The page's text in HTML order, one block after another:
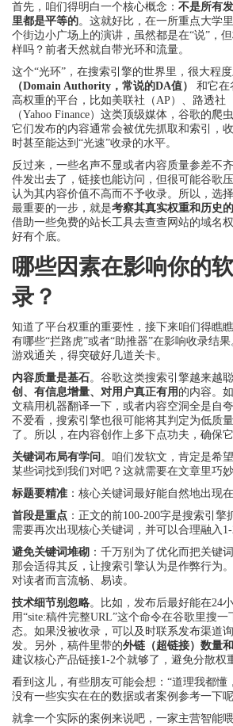
首先，咱们得明白一个核心概念： 不是所有
里都是平等的。这就好比，在一所重点大学
个街边小广场上的演讲，虽然都是在“说”，
样吗？前者天然就自带光环和流量。
这个“光环”，在搜索引擎的世界里，很大程
（Domain Authority，常说的DA值）
和它在
高权重的平台，比如美联社（AP）、路透社
（Yahoo Finance）这类顶级媒体，谷歌的爬
它们发布的内容通常会被优先抓取和索引，
时甚至能达到“光速”收录的水平。
反过来，一些名声不显或者内容质量参差不
件发出去了，链接也能访问，但很可能谷歌
认为其内容价值不高而不予收录。所以，选
最重要的一步，就是考察其真实权重和历史
借助一些免费的站长工具去查查网站的域名
好有个底。
哪些因素在影响你的
录？
知道了平台权重的重要性，接下来咱们得瞧
有哪些“拦路虎”或者“助推器”在影响收录结
游戏通关，得突破好几道关卡。
内容质量是基石。谷歌这类搜索引擎越来越
创、有信息增量、对用户真正有用 的内容。
文稿用机器翻译一下，或者内容空洞全是自
不爱看，搜索引擎也很可能将其判定为低质
了。所以，在内容创作上多下点功夫，确保
关键词布局有学问 。咱们发软文，肯定是希
某些词找到我们对吧？这就需要在文章里巧
标题要精准 ：核心关键词最好能自然地出现在
首段是重点 ：正文的前100-200字是搜索引
需要再次出现核心关键词，并可以合理融入1-
避免关键词堆砌 ：千万别为了优化而把关键
那会适得其反，让搜索引擎认为是作弊行为
对读者而言流畅、易读。
技术细节别忽略。比如，发布后最好能在24
用“site:稿件完整URL”这个命令在谷歌里搜
态。如果没被收录，可以及时联系发布渠道
发。另外，稿件里带的外链（超链接）数量
建议核心产品链接1-2个就够了，避免分散权
看到这儿，有些朋友可能会想：“道理我都懂
没有一些实实在在的数据或者案例参考一下呢
就拿一个实际的案例来说吧，一家主营智能